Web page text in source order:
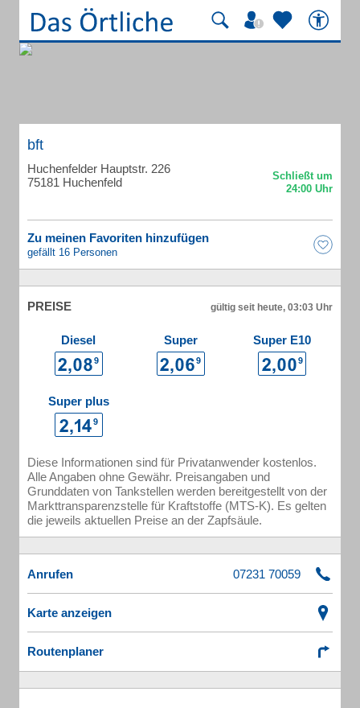
bft
Huchenfelder Hauptstr. 226
75181 Huchenfeld
Zu meinen Favoriten hinzufügen
gefällt 16 Personen
PREISE gültig seit heute, 03:03 Uhr
Diesel Super Super E10
Super plus
Diese Informationen sind für Privatanwender kostenlos.
Alle Angaben ohne Gewähr. Preisangaben und
Grunddaten von Tankstellen werden bereitgestellt von der
Markttransparenzstelle für Kraftstoffe (MTS-K). Es gelten
die jeweils aktuellen Preise an der Zapfsäule.
Anrufen
Karte anzeigen
Routenplaner